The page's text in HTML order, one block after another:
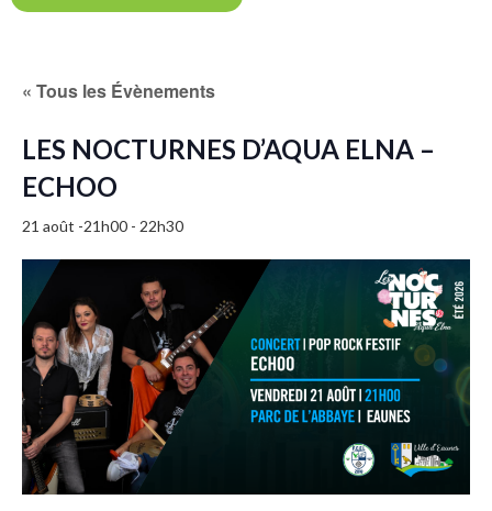
« Tous les Évènements
LES NOCTURNES D’AQUA ELNA –
ECHOO
21 août -21h00 - 22h30